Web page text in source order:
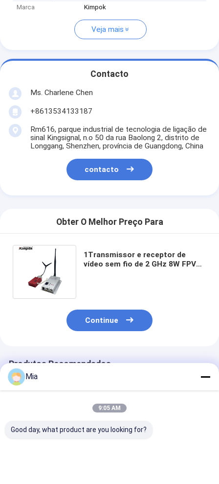
Marca
Kimpok
Veja mais
Contacto
Ms. Charlene Chen
+8613534133187
Rm616, parque industrial de tecnologia de ligação de
sinal Kingsignal, n.o 50 da rua Baolong 2, distrito de
Longgang, Shenzhen, província de Guangdong, China
contacto
Obter O Melhor Preço Para
1Transmissor e receptor de
vídeo sem fio de 2 GHz 8W FPV
Continue
Produtos Recomendados
Mia
9:05 AM
Good day, what product are you looking for?